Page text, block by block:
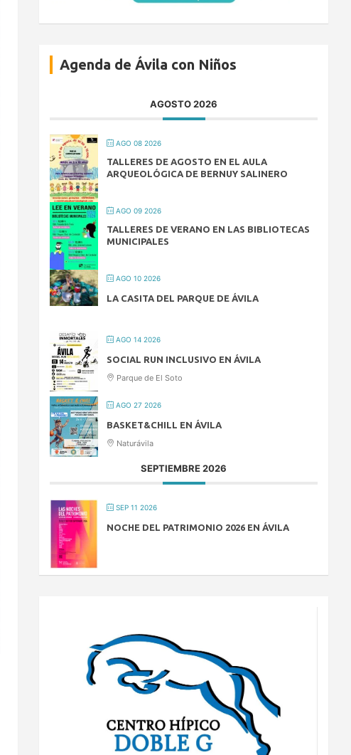
Agenda de Ávila con Niños
AGOSTO 2026
AGO 08 2026
TALLERES DE AGOSTO EN EL AULA
ARQUEOLÓGICA DE BERNUY SALINERO
AGO 09 2026
TALLERES DE VERANO EN LAS BIBLIOTECAS
MUNICIPALES
AGO 10 2026
LA CASITA DEL PARQUE DE ÁVILA
AGO 14 2026
SOCIAL RUN INCLUSIVO EN ÁVILA
Parque de El Soto
AGO 27 2026
BASKET&CHILL EN ÁVILA
Naturávila
SEPTIEMBRE 2026
SEP 11 2026
NOCHE DEL PATRIMONIO 2026 EN ÁVILA